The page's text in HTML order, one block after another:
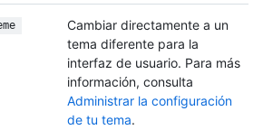
Cambiar directamente a un
tema diferente para la
interfaz de usuario. Para más
información, consulta
Administrar la configuración
de tu tema.